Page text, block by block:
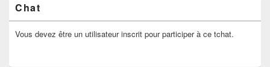
Chat
Vous devez être un utilisateur inscrit pour participer à ce tchat.